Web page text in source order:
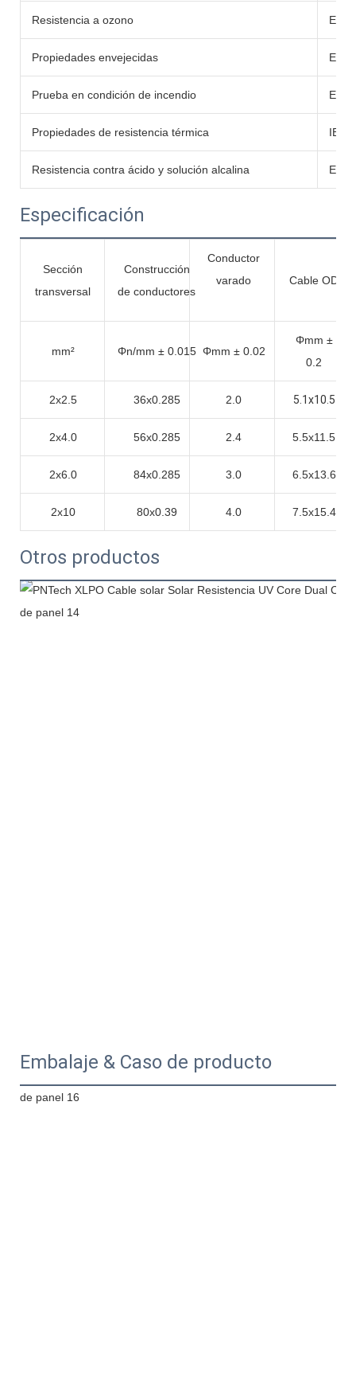
Resistencia a ozono
Propiedades envejecidas
Prueba en condición de incendio
Propiedades de resistencia térmica
Resistencia contra ácido y solución alcalina
Especificación
Sección
transversal
Construcción
de conductores
Conductor
varado
Cable OD
mm² Φn/mm ± 0.015 Φmm ± 0.02
Φmm ±
0.2
2x2.5 36x0.285 2.0 5.1x10.5
2x4.0 56x0.285 2.4 5.5x11.5
2x6.0 84x0.285 3.0 6.5x13.6
2x10 80x0.39 4.0 7.5x15.4
Otros productos
Embalaje & Caso de producto